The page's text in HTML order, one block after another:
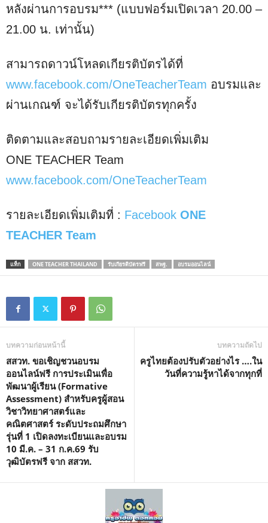
หลังผ่านการอบรม*** (แบบฟอร์มเปิดเวลา 20.00 –
21.00 น. เท่านั้น)
สามารถดาวน์โหลดเกียรติบัตรได้ที่
www.facebook.com/OneTeacherTeam อบรมและ
ผ่านเกณฑ์ จะได้รับเกียรติบัตรทุกครั้ง
ติดตามและสอบถามรายละเอียดเพิ่มเติม
ONE TEACHER Team
www.facebook.com/OneTeacherTeam
รายละเอียดเพิ่มเติมที่ : Facebook ONE
TEACHER Team
แท็ก ONE TEACHER THAILAND รับเกียรติบัตรฟรี สพฐ. อบรมออนไลน์
บทความก่อนหน้านี้
สสวท. ขอเชิญชวนอบรม
ออนไลน์ฟรี การประเมินเพื่อ
พัฒนาผู้เรียน (Formative
Assessment) สำหรับครูผู้สอน
วิชาวิทยาศาสตร์และ
คณิตศาสตร์ ระดับประถมศึกษา
รุ่นที่ 1 เปิดลงทะเบียนและอบรม
10 มี.ค. – 31 ก.ค.69 รับ
วุฒิบัตรฟรี จาก สสวท.
บทความถัดไป
ครูไทยต้องปรับตัวอย่างไร ….ใน
วันที่ความรู้หาได้จากทุกที่